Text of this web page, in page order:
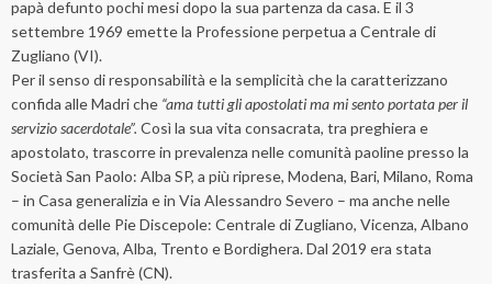
papà defunto pochi mesi dopo la sua partenza da casa. E il 3
settembre 1969 emette la Professione perpetua a Centrale di
Zugliano (VI).
Per il senso di responsabilità e la semplicità che la caratterizzano
confida alle Madri che “ama tutti gli apostolati ma mi sento portata per il
servizio sacerdotale”. Così la sua vita consacrata, tra preghiera e
apostolato, trascorre in prevalenza nelle comunità paoline presso la
Società San Paolo: Alba SP, a più riprese, Modena, Bari, Milano, Roma
– in Casa generalizia e in Via Alessandro Severo – ma anche nelle
comunità delle Pie Discepole: Centrale di Zugliano, Vicenza, Albano
Laziale, Genova, Alba, Trento e Bordighera. Dal 2019 era stata
trasferita a Sanfrè (CN).